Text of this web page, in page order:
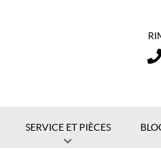
SERVICE ET PIÈCES